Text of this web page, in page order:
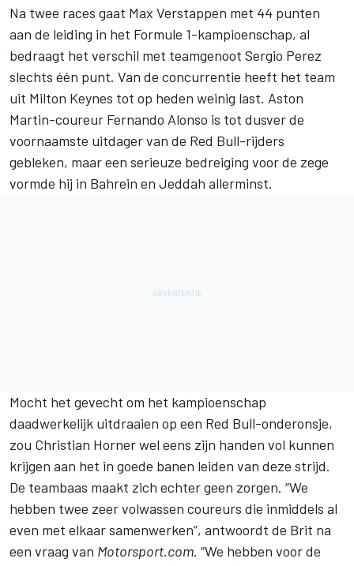
Na twee races gaat Max Verstappen met 44 punten
aan de leiding in het Formule 1-kampioenschap, al
bedraagt het verschil met teamgenoot Sergio Perez
slechts één punt. Van de concurrentie heeft het team
uit Milton Keynes tot op heden weinig last. Aston
Martin-coureur Fernando Alonso is tot dusver de
voornaamste uitdager van de Red Bull-rijders
gebleken, maar een serieuze bedreiging voor de zege
vormde hij in Bahrein en Jeddah allerminst.
Mocht het gevecht om het kampioenschap
daadwerkelijk uitdraaien op een Red Bull-onderonsje,
zou Christian Horner wel eens zijn handen vol kunnen
krijgen aan het in goede banen leiden van deze strijd.
De teambaas maakt zich echter geen zorgen. “We
hebben twee zeer volwassen coureurs die inmiddels al
even met elkaar samenwerken”, antwoordt de Brit na
een vraag van Motorsport.com. “We hebben voor de